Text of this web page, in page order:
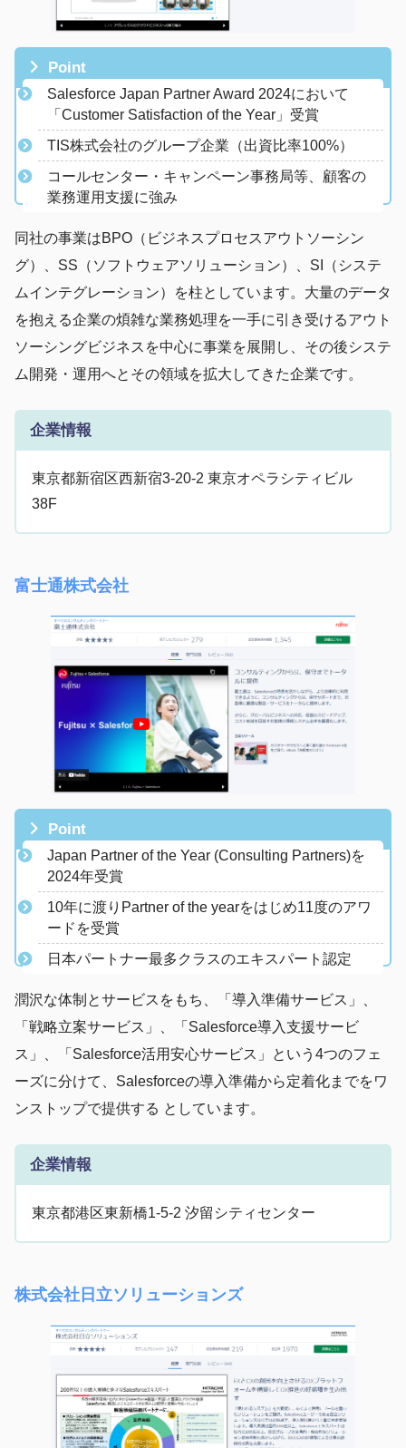
Point
Salesforce Japan Partner Award 2024において
「Customer Satisfaction of the Year」受賞
​TIS株式会社のグループ企業（出資比率100%）
コールセンター・キャンペーン事務局等、顧客の
業務運用支援に強み
同社の事業はBPO（ビジネスプロセスアウトソーシン
グ）、SS（ソフトウェアソリューション）、SI（システ
ムインテグレーション）を柱としています。大量のデータ
を抱える企業の煩雑な業務処理を一手に引き受けるアウト
ソーシングビジネスを中心に事業を展開し、その後システ
ム開発・運用へとその領域を拡大してきた企業です。
企業情報
東京都新宿区西新宿3-20-2 東京オペラシティビル
38F
富士通株式会社
Point
Japan Partner of the Year (Consulting Partners)を
2024年受賞
​10年に渡りPartner of the yearをはじめ11度のアワ
ードを受賞
日本パートナー最多クラスのエキスパート認定
潤沢な体制とサービスをもち、「導入準備サービス」、
「戦略立案サービス」、「Salesforce導入支援サービ
ス」、「Salesforce活用安心サービス」という4つのフェ
ーズに分けて、Salesforceの導入準備から定着化までをワ
ンストップで提供する としています。
企業情報
東京都港区東新橋1-5-2 汐留シティセンター
株式会社日立ソリューションズ